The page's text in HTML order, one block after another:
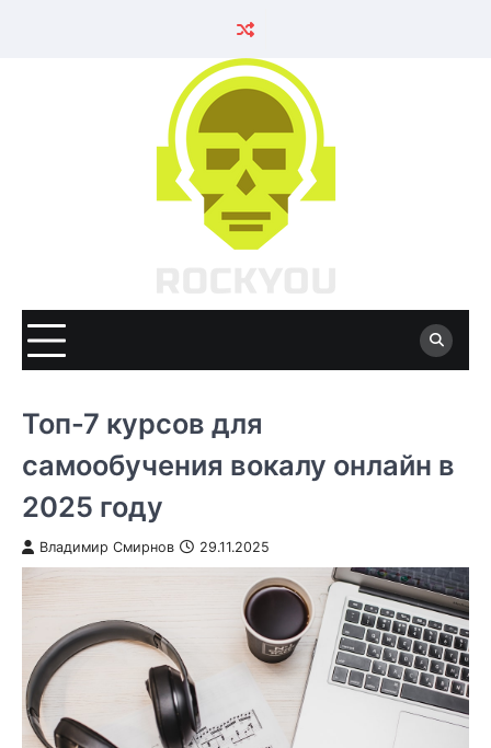
Топ-7 курсов для
самообучения вокалу онлайн в
2025 году
Владимир Смирнов 29.11.2025